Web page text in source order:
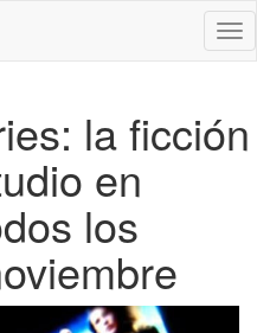
la ficción
en
los